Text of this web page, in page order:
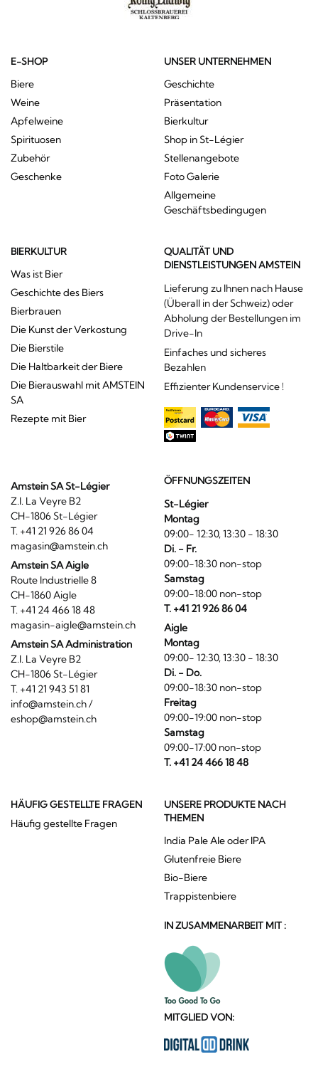
E-SHOP
Biere
Weine
Apfelweine
Spirituosen
Zubehör
Geschenke
UNSER UNTERNEHMEN
Geschichte
Präsentation
Bierkultur
Shop in St-Légier
Stellenangebote
Foto Galerie
Allgemeine
Geschäftsbedingugen
BIERKULTUR
Was ist Bier
Geschichte des Biers
Bierbrauen
Die Kunst der Verkostung
Die Bierstile
Die Haltbarkeit der Biere
Die Bierauswahl mit AMSTEIN
SA
Rezepte mit Bier
QUALITÄT UND
DIENSTLEISTUNGEN AMSTEIN
Lieferung zu Ihnen nach Hause
(Überall in der Schweiz) oder
Abholung der Bestellungen im
Drive-In
Einfaches und sicheres
Bezahlen
Effizienter Kundenservice !
Amstein SA St-Légier
Z.I. La Veyre B2
CH-1806 St-Légier
T. +41 21 926 86 04
magasin@amstein.ch
Amstein SA Aigle
Route Industrielle 8
CH-1860 Aigle
T. +41 24 466 18 48
magasin-aigle@amstein.ch
Amstein SA Administration
Z.I. La Veyre B2
CH-1806 St-Légier
T. +41 21 943 51 81
info@amstein.ch/
eshop@amstein.ch
ÖFFNUNGSZEITEN
St-Légier
Montag
09:00- 12:30, 13:30 - 18:30
Di. - Fr.
09:00-18:30 non-stop
Samstag
09:00-18:00 non-stop
T. +41 21 926 86 04
Aigle
Montag
09:00- 12:30, 13:30 - 18:30
Di. - Do.
09:00-18:30 non-stop
Freitag
09:00-19:00 non-stop
Samstag
09:00-17:00 non-stop
T. +41 24 466 18 48
HÄUFIG GESTELLTE FRAGEN
Häufig gestellte Fragen
UNSERE PRODUKTE NACH
THEMEN
India Pale Ale oder IPA
Glutenfreie Biere
Bio-Biere
Trappistenbiere
IN ZUSAMMENARBEIT MIT :
MITGLIED VON: